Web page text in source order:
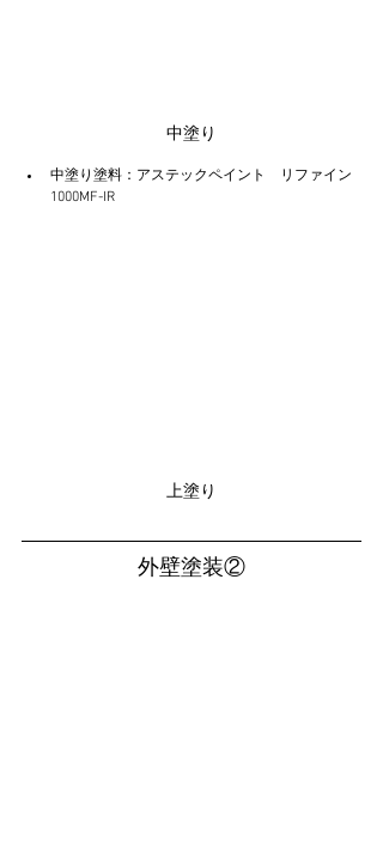
中塗り
中塗り塗料：アステックペイント　リファイン
1000MF-IR
上塗り
外壁塗装②